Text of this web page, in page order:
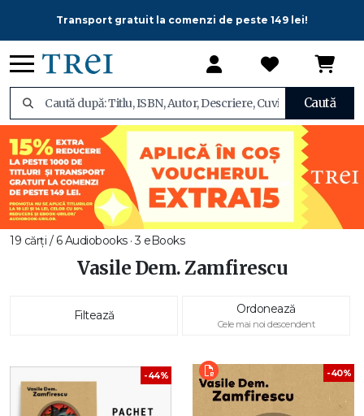
Transport gratuit la comenzi de peste 149 lei!
Caută
19 cărți / 6 Audiobooks · 3 eBooks
Vasile Dem. Zamfirescu
Filtează Ordonează
Cele mai noi descendent
-44% -40%